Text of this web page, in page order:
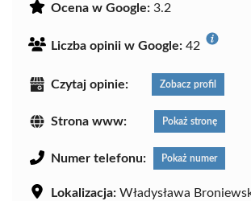
Ocena w Google: 3.2
Liczba opinii w Google: 42
Czytaj opinie: Zobacz profil
Strona www: Pokaż stronę
Numer telefonu: Pokaż numer
Lokalizacja: Władysława